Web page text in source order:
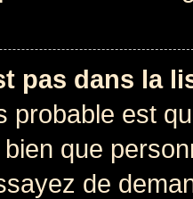
pas dans la
probable est
que
de